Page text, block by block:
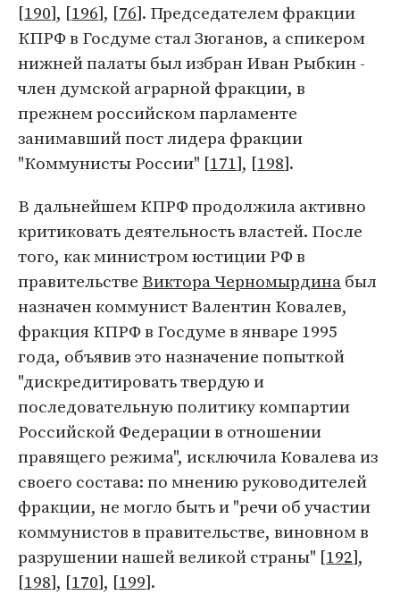
[190], [196], [76]. Председателем фракции
КПРФ в Госдуме стал Зюганов, а спикером
нижней палаты был избран Иван Рыбкин -
член думской аграрной фракции, в
прежнем российском парламенте
занимавший пост лидера фракции
"Коммунисты России" [171], [198].
В дальнейшем КПРФ продолжила активно
критиковать деятельность властей. После
того, как министром юстиции РФ в
правительстве Виктора Черномырдинабыл
назначен коммунист Валентин Ковалев,
фракция КПРФ в Госдуме в январе 1995
года, объявив это назначение попыткой
"дискредитировать твердую и
последовательную политику компартии
Российской Федерации в отношении
правящего режима", исключила Ковалева из
своего состава: по мнению руководителей
фракции, не могло быть и "речи об участии
коммунистов в правительстве, виновном в
разрушении нашей великой страны" [192],
[198], [170], [199].